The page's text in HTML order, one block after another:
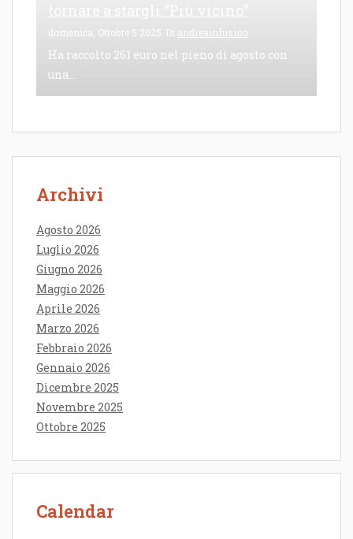
domenica, Ottobre 5 2025 Di andreainfusino
Ha raccolto 261 euro nel pieno di agosto con
una...
Archivi
Agosto 2026
Luglio 2026
Giugno 2026
Maggio 2026
Aprile 2026
Marzo 2026
Febbraio 2026
Gennaio 2026
Dicembre 2025
Novembre 2025
Ottobre 2025
Calendar